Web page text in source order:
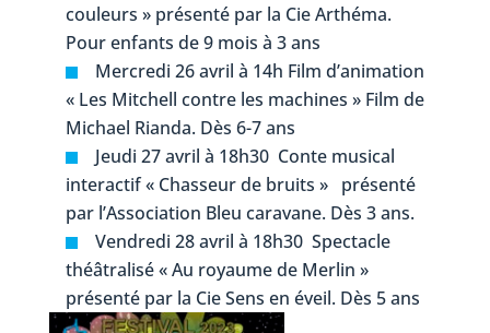
couleurs » présenté par la Cie Arthéma.
Pour enfants de 9 mois à 3 ans
Mercredi 26 avril à 14h Film d’animation
« Les Mitchell contre les machines » Film de
Michael Rianda. Dès 6-7 ans
Jeudi 27 avril à 18h30 Conte musical
interactif « Chasseur de bruits » présenté
par l’Association Bleu caravane. Dès 3 ans.
Vendredi 28 avril à 18h30 Spectacle
théâtralisé « Au royaume de Merlin »
présenté par la Cie Sens en éveil. Dès 5 ans